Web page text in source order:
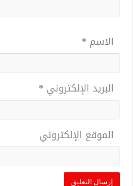
الاسم *
البريد الإلكتروني *
الموقع الإلكتروني